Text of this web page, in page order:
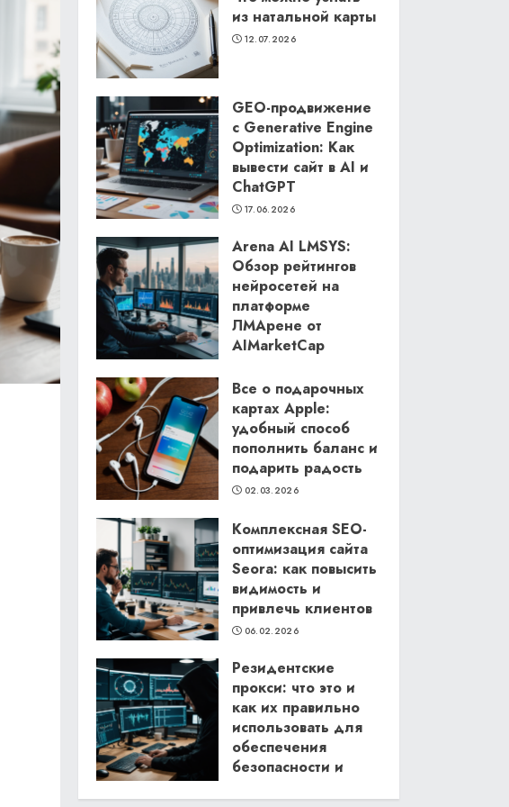
из натальной карты
12.07.2026
GEO-продвижение
с Generative Engine
Optimization: Как
вывести сайт в AI и
ChatGPT
17.06.2026
Arena AI LMSYS:
Обзор рейтингов
нейросетей на
платформе
ЛМАрене от
AIMarketCap
Все о подарочных
картах Apple:
удобный способ
пополнить баланс и
подарить радость
02.03.2026
Комплексная SEO-
оптимизация сайта
Seora: как повысить
видимость и
привлечь клиентов
06.02.2026
Резидентские
прокси: что это и
как их правильно
использовать для
обеспечения
безопасности и